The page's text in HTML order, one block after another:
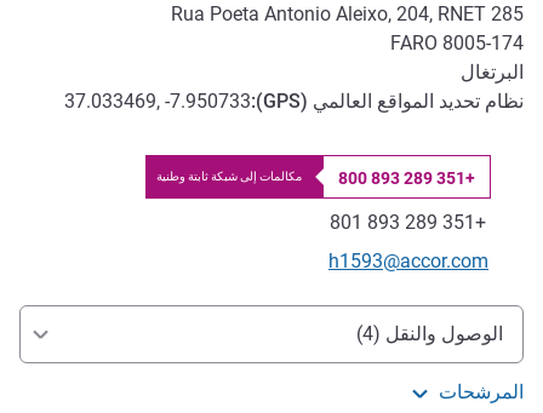
Rua Poeta Antonio Aleixo, 204, RNET 285
8005-174
FARO
البرتغال
نظام تحديد المواقع العالمي (GPS
):
37.033469, -7.950733
+351 289 893 800 مكالمات إلى شبكة ثابتة وطنية
فاكس
+351 289 893 801
تواصل معنا عبر البريد الإلكتروني
h1593@accor.com
الوصول والتنقل
الوصول والنقل (4)
المرشحات